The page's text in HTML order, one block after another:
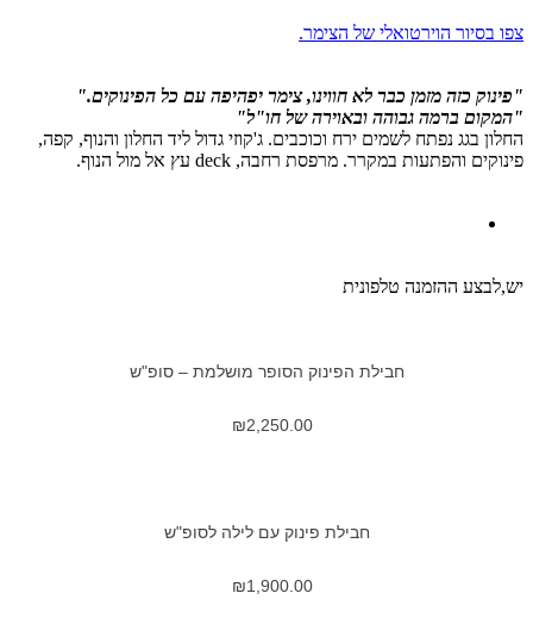
צפו בסיור הוירטואלי של הצימר.
"פינוק כזה מזמן כבר לא חווינו, צימר יפהיפה עם כל הפינוקים."
"המקום ברמה גבוהה ובאוירה של חו"ל"
החלון בגג נפתח לשמים ירח וכוכבים. ג'קוזי גדול ליד החלון והנוף, קפה,
פינוקים והפתעות במקרר. מרפסת רחבה, deck עץ אל מול הנוף.
יש,לבצע ההזמנה טלפונית
חבילת הפינוק הסופר מושלמת – סופ"ש
₪2,250.00
חבילת פינוק עם לילה לסופ"ש
₪1,900.00